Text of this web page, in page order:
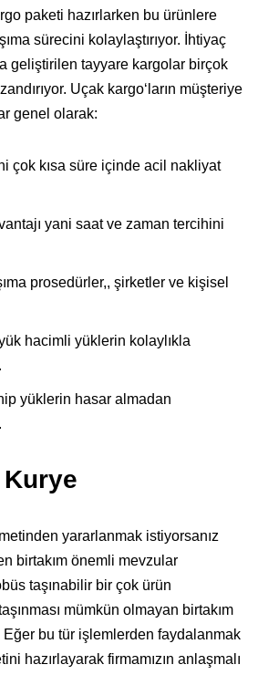
paketi hazırlarken bu ürünlere
sürecini kolaylaştırıyor. İhtiyaç
geliştirilen tayyare kargolar birçok
Uçak kargo‘ların müşteriye
genel olarak:
çok kısa süre içinde acil nakliyat
yani saat ve zaman tercihini
prosedürler,, şirketler ve kişisel
hacimli yüklerin kolaylıkla
yüklerin hasar almadan
Kurye
yararlanmak istiyorsanız
birtakım önemli mevzular
taşınabilir bir çok ürün
mümkün olmayan birtakım
bu tür işlemlerden faydalanmak
hazırlayarak firmamızın anlaşmalı